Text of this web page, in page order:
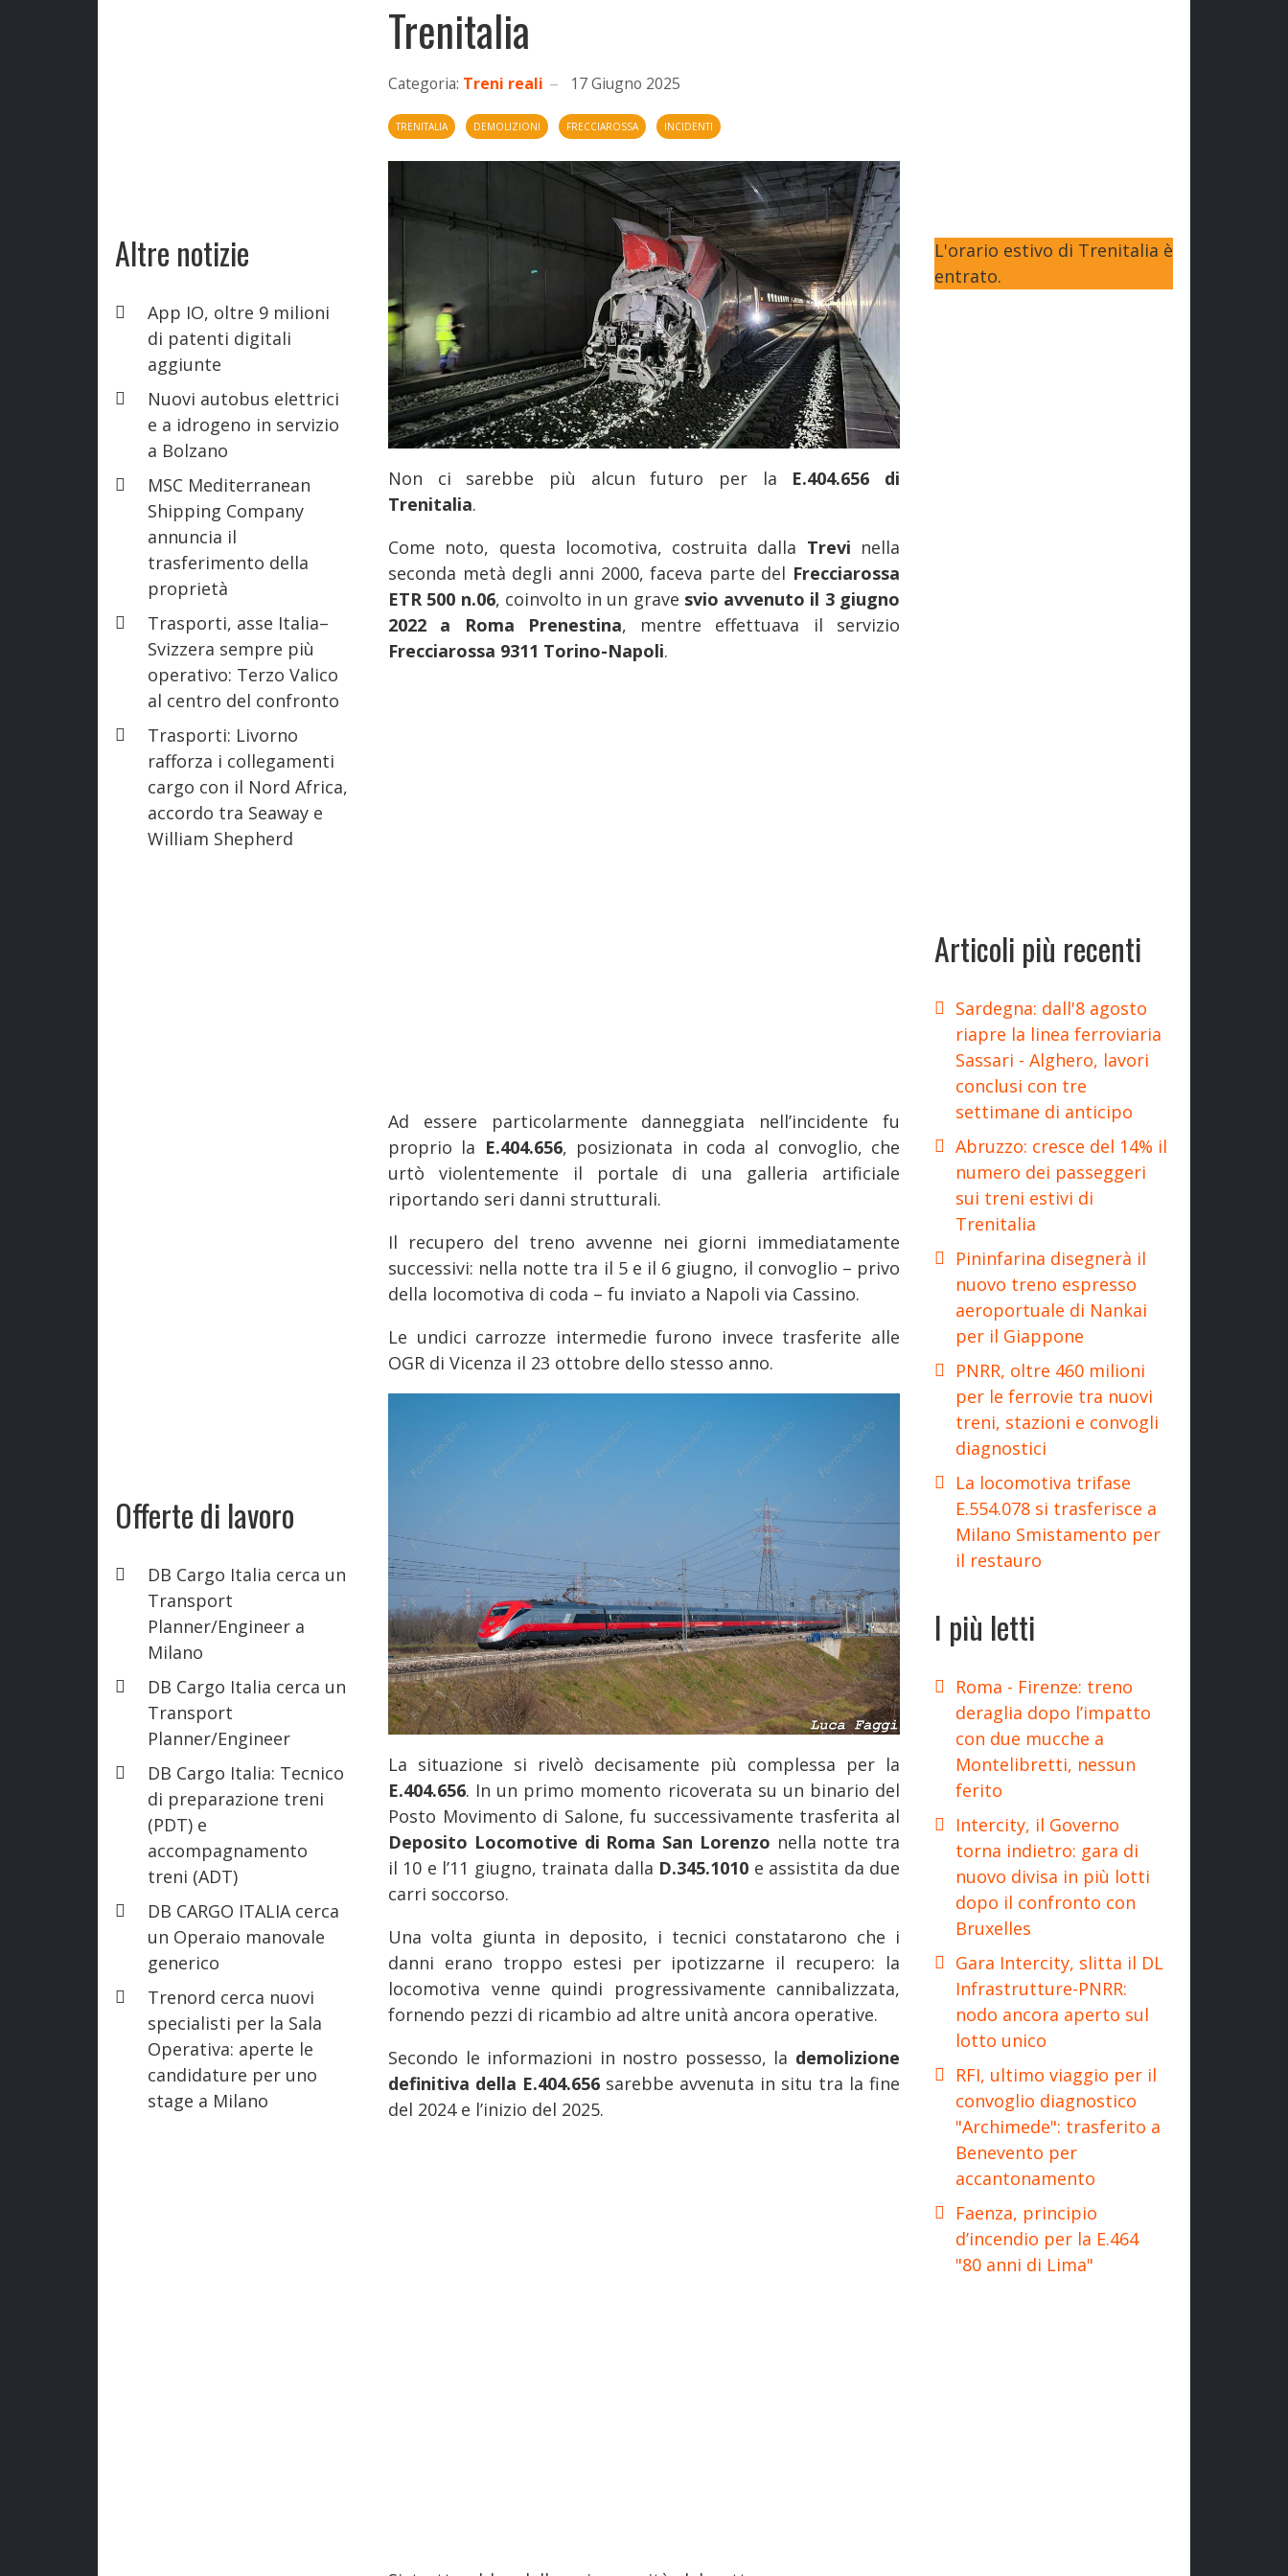
Altre notizie
App IO, oltre 9 milioni
di patenti digitali
aggiunte
Nuovi autobus elettrici
e a idrogeno in servizio
a Bolzano
MSC Mediterranean
Shipping Company
annuncia il
trasferimento della
proprietà
Trasporti, asse Italia–
Svizzera sempre più
operativo: Terzo Valico
al centro del confronto
Trasporti: Livorno
rafforza i collegamenti
cargo con il Nord Africa,
accordo tra Seaway e
William Shepherd
Offerte di lavoro
DB Cargo Italia cerca un
Transport
Planner/Engineer a
Milano
DB Cargo Italia cerca un
Transport
Planner/Engineer
DB Cargo Italia: Tecnico
di preparazione treni
(PDT) e
accompagnamento
treni (ADT)
DB CARGO ITALIA cerca
un Operaio manovale
generico
Trenord cerca nuovi
specialisti per la Sala
Operativa: aperte le
candidature per uno
stage a Milano
Trenitalia
Categoria: Treni reali 17 Giugno 2025
TRENITALIA DEMOLIZIONI FRECCIAROSSA INCIDENTI
Non ci sarebbe più alcun futuro per la E.404.656 di
Trenitalia.
Come noto, questa locomotiva, costruita dalla Trevi nella
seconda metà degli anni 2000, faceva parte del Frecciarossa
ETR 500 n.06, coinvolto in un grave svio avvenuto il 3 giugno
2022 a Roma Prenestina, mentre effettuava il servizio
Frecciarossa 9311 Torino-Napoli.
Ad essere particolarmente danneggiata nell’incidente fu
proprio la E.404.656, posizionata in coda al convoglio, che
urtò violentemente il portale di una galleria artificiale
riportando seri danni strutturali.
Il recupero del treno avvenne nei giorni immediatamente
successivi: nella notte tra il 5 e il 6 giugno, il convoglio – privo
della locomotiva di coda – fu inviato a Napoli via Cassino.
Le undici carrozze intermedie furono invece trasferite alle
OGR di Vicenza il 23 ottobre dello stesso anno.
La situazione si rivelò decisamente più complessa per la
E.404.656. In un primo momento ricoverata su un binario del
Posto Movimento di Salone, fu successivamente trasferita al
Deposito Locomotive di Roma San Lorenzo nella notte tra
il 10 e l’11 giugno, trainata dalla D.345.1010 e assistita da due
carri soccorso.
Una volta giunta in deposito, i tecnici constatarono che i
danni erano troppo estesi per ipotizzarne il recupero: la
locomotiva venne quindi progressivamente cannibalizzata,
fornendo pezzi di ricambio ad altre unità ancora operative.
Secondo le informazioni in nostro possesso, la demolizione
definitiva della E.404.656 sarebbe avvenuta in situ tra la fine
del 2024 e l’inizio del 2025.
L'orario estivo di Trenitalia è
entrato.
Articoli più recenti
Sardegna: dall'8 agosto
riapre la linea ferroviaria
Sassari - Alghero, lavori
conclusi con tre
settimane di anticipo
Abruzzo: cresce del 14% il
numero dei passeggeri
sui treni estivi di
Trenitalia
Pininfarina disegnerà il
nuovo treno espresso
aeroportuale di Nankai
per il Giappone
PNRR, oltre 460 milioni
per le ferrovie tra nuovi
treni, stazioni e convogli
diagnostici
La locomotiva trifase
E.554.078 si trasferisce a
Milano Smistamento per
il restauro
I più letti
Roma - Firenze: treno
deraglia dopo l’impatto
con due mucche a
Montelibretti, nessun
ferito
Intercity, il Governo
torna indietro: gara di
nuovo divisa in più lotti
dopo il confronto con
Bruxelles
Gara Intercity, slitta il DL
Infrastrutture-PNRR:
nodo ancora aperto sul
lotto unico
RFI, ultimo viaggio per il
convoglio diagnostico
"Archimede": trasferito a
Benevento per
accantonamento
Faenza, principio
d’incendio per la E.464
"80 anni di Lima"